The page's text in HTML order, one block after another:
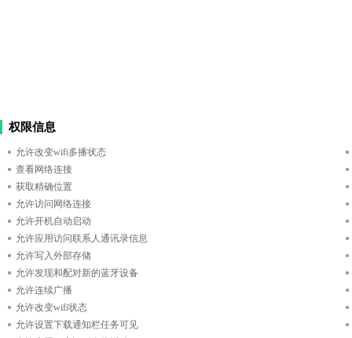
权限信息
允许改变wifi多播状态
查看网络连接
获取精确位置
允许访问网络连接
允许开机自动启动
允许应用访问联系人通讯录信息
允许写入外部存储
允许发现和配对新的蓝牙设备
允许连续广播
允许改变wifi状态
允许设置下载通知栏任务可见